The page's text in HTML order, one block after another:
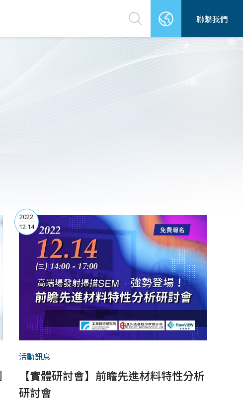
聯繫我們
2022
12.14
活動訊息
【實體研討會】前瞻先進材料特性分析
研討會